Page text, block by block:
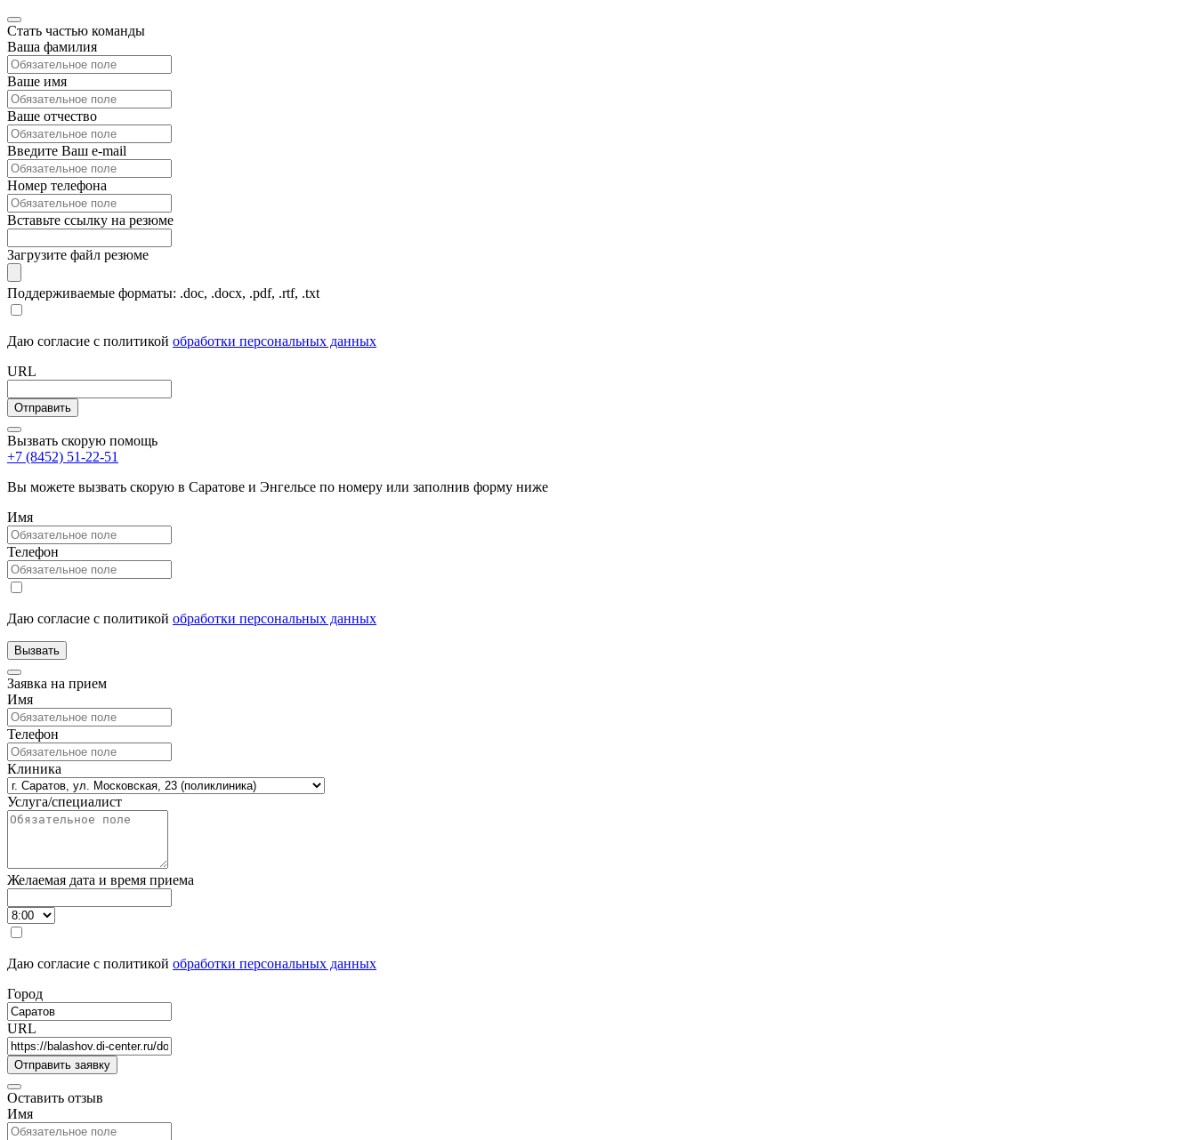
Стать частью команды
Ваша фамилия
Ваше имя
Ваше отчество
Введите Ваш e-mail
Номер телефона
Вставьте ссылку на резюме
Загрузите файл резюме
Поддерживаемые форматы: .doc, .docx, .pdf, .rtf, .txt
Даю согласие с политикой обработки персональных данных
URL
Вызвать скорую помощь
+7 (8452) 51-22-51
Вы можете вызвать скорую в Саратове и Энгельсе по номеру или заполнив форму ниже
Имя
Телефон
Даю согласие с политикой обработки персональных данных
Заявка на прием
Имя
Телефон
Клиника
Услуга/специалист
Желаемая дата и время приема
Даю согласие с политикой обработки персональных данных
Город
URL
Оставить отзыв
Имя